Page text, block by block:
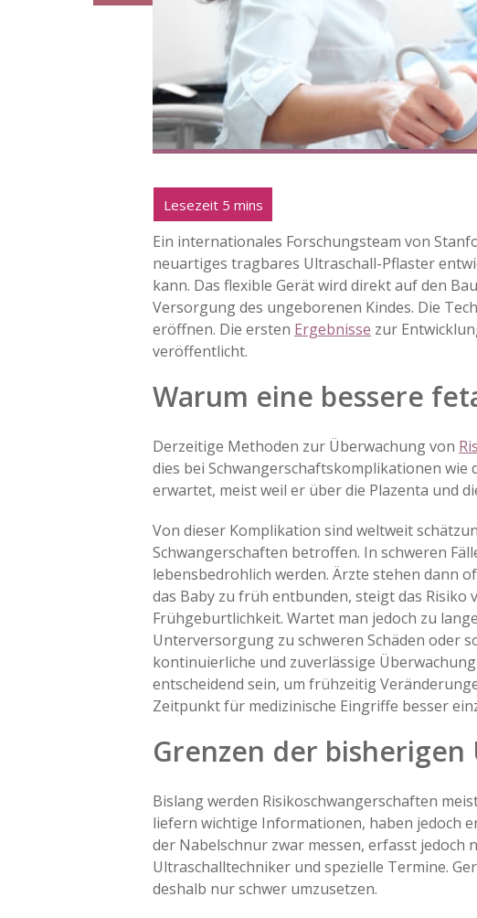
Ein internationales Forschungsteam von
neuartiges tragbares Ultraschall-Pflaster
kann. Das flexible Gerät wird direkt auf den
Versorgung des ungeborenen Kindes. Die
eröffnen. Die ersten Ergebnisse zur
veröffentlicht.
Warum eine bessere
Derzeitige Methoden zur Überwachung von
dies bei Schwangerschaftskomplikationen
erwartet, meist weil er über die Plazenta und
Von dieser Komplikation sind weltweit
Schwangerschaften betroffen. In schweren
lebensbedrohlich werden. Ärzte stehen dann
das Baby zu früh entbunden, steigt das Risiko
Frühgeburtlichkeit. Wartet man jedoch zu
Unterversorgung zu schweren Schäden oder
kontinuierliche und zuverlässige
entscheidend sein, um frühzeitig
Zeitpunkt für medizinische Eingriffe besser
Grenzen der
Bislang werden Risikoschwangerschaften
liefern wichtige Informationen, haben jedoch
der Nabelschnur zwar messen, erfasst
Ultraschalltechniker und spezielle Termine.
deshalb nur schwer umzusetzen.